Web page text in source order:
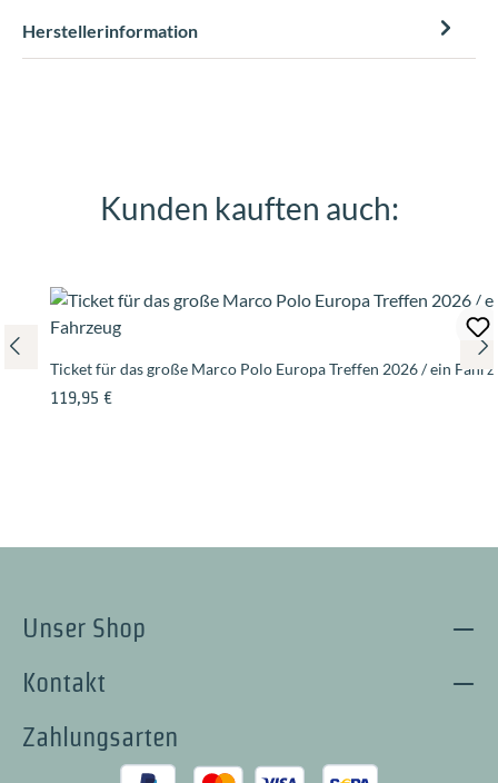
Herstellerinformation
Produktgalerie überspringen
Kunden kauften auch:
Ticket für das große Marco Polo Europa Treffen 2026 / ein
Regulärer Preis:
119,95 €
Unser Shop
Kontakt
Zahlungsarten